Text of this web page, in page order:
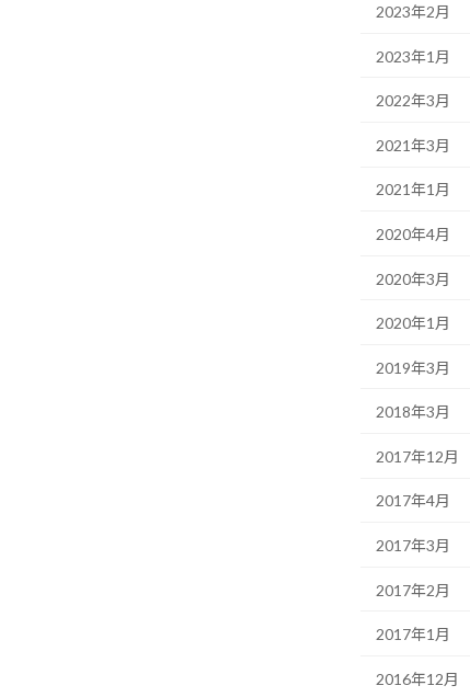
2023年2月
2023年1月
2022年3月
2021年3月
2021年1月
2020年4月
2020年3月
2020年1月
2019年3月
2018年3月
2017年12月
2017年4月
2017年3月
2017年2月
2017年1月
2016年12月